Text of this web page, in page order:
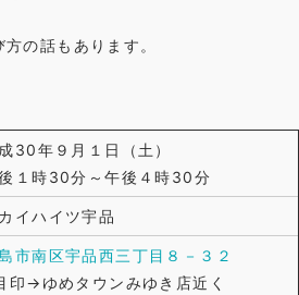
規
事
は
見
の
お
知
ら
せ
は
の話もあります。
30年９月１日（土）
１時30分～午後４時30分
イハイツ宇品
市南区宇品西三丁目８－３２
印→ゆめタウンみゆき店近く